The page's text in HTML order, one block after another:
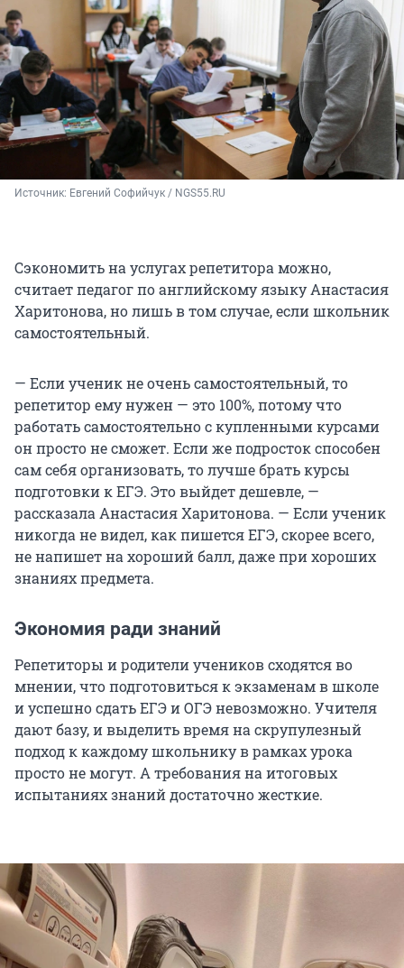
Источник: Евгений Софийчук / NGS55.RU
Сэкономить на услугах репетитора можно,
считает педагог по английскому языку Анастасия
Харитонова, но лишь в том случае, если школьник
самостоятельный.
— Если ученик не очень самостоятельный, то
репетитор ему нужен — это 100%, потому что
работать самостоятельно с купленными курсами
он просто не сможет. Если же подросток способен
сам себя организовать, то лучше брать курсы
подготовки к ЕГЭ. Это выйдет дешевле, —
рассказала Анастасия Харитонова. — Если ученик
никогда не видел, как пишется ЕГЭ, скорее всего,
не напишет на хороший балл, даже при хороших
знаниях предмета.
Экономия ради знаний
Репетиторы и родители учеников сходятся во
мнении, что подготовиться к экзаменам в школе
и успешно сдать ЕГЭ и ОГЭ невозможно. Учителя
дают базу, и выделить время на скрупулезный
подход к каждому школьнику в рамках урока
просто не могут. А требования на итоговых
испытаниях знаний достаточно жесткие.